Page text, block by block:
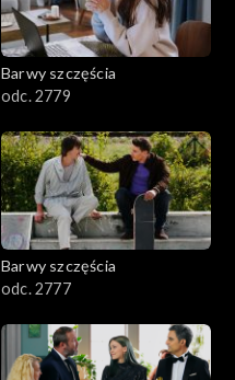
Barwy szczęścia
odc. 2779
Barwy szczęścia
odc. 2777